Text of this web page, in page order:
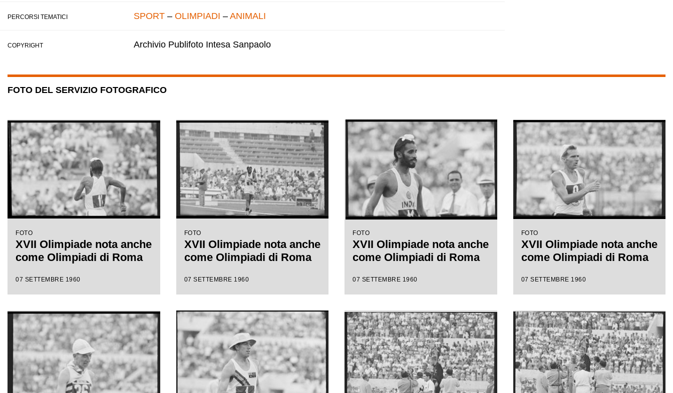
PERCORSI TEMATICI SPORT – OLIMPIADI – ANIMALI
COPYRIGHT Archivio Publifoto Intesa Sanpaolo
FOTO DEL SERVIZIO FOTOGRAFICO
FOTO
XVII Olimpiade nota anche
come Olimpiadi di Roma
07 SETTEMBRE 1960
FOTO
XVII Olimpiade nota anche
come Olimpiadi di Roma
07 SETTEMBRE 1960
FOTO
XVII Olimpiade nota anche
come Olimpiadi di Roma
07 SETTEMBRE 1960
FOTO
XVII Olimpiade nota anche
come Olimpiadi di Roma
07 SETTEMBRE 1960